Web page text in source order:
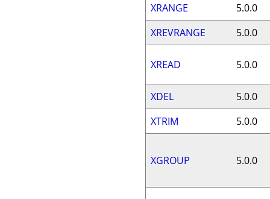
XRANGE
5.0.0
XREVRANGE
5.0.0
XREAD 5.0.0
XDEL
5.0.0
XTRIM
5.0.0
XGROUP 5.0.0